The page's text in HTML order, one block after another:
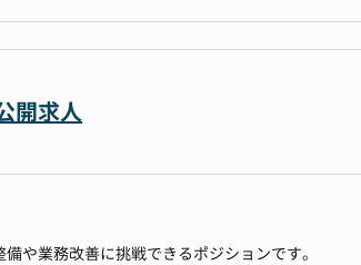
開求人
や業務改善に挑戦できるポジションです。